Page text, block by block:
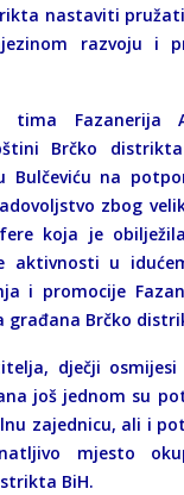
nastaviti
razvoju i
tima Fazanerija
Brčko
Bulčeviću na
zbog
koja je
aktivnosti u
i promocije
Brčko
dječji
još jednom su
zajednicu, ali i
mjesto
BiH.